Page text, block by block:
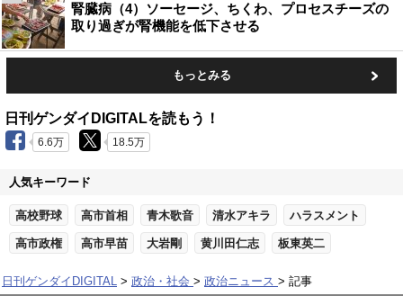
腎臓病（4）ソーセージ、ちくわ、プロセスチーズの
取り過ぎが腎機能を低下させる
もっとみる
日刊ゲンダイDIGITALを読もう！
6.6万 18.5万
人気キーワード
高校野球 高市首相 青木歌音 清水アキラ ハラスメント
高市政権 高市早苗 大岩剛 黄川田仁志 板東英二
日刊ゲンダイDIGITAL 政治・社会 政治ニュース 記事